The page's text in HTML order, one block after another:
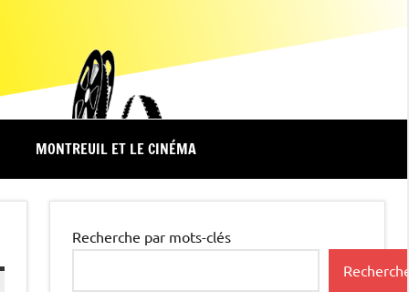
MONTREUIL ET LE CINÉMA
Recherche par mots-clés